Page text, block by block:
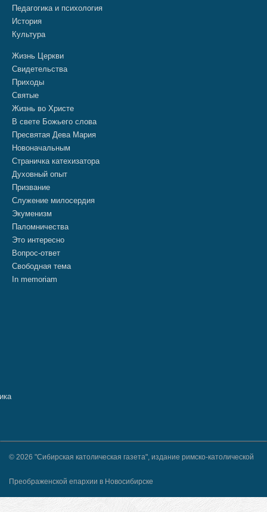
Педагогика и психология
История
Культура
Жизнь Церкви
Свидетельства
Приходы
Святые
Жизнь во Христе
В свете Божьего слова
Пресвятая Дева Мария
Новоначальным
Страничка катехизатора
Духовный опыт
Призвание
Служение милосердия
Экуменизм
Паломничества
Это интересно
Вопрос-ответ
Свободная тема
In memoriam
© 2026 "Сибирская католическая газета", издание римско-католической
Преображенской епархии в Новосибирске